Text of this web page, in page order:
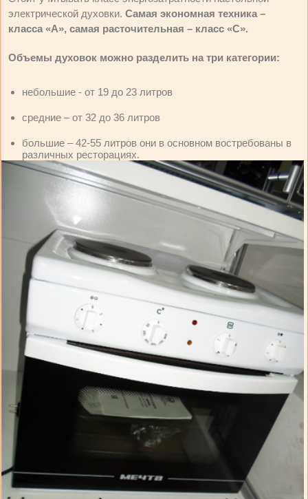
электрической духовки. Самая экономная техника –
класса «А», самая расточительная – класс «С».
Объемы духовок можно разделить на три категории:
небольшие - от 19 до 23 литров
средние – от 32 до 36 литров
большие – 42-55 литров они в основном востребованы в
различных ресторациях.